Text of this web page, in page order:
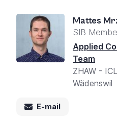
Mattes
SIB
Applied
Team
ZHAW -
Wädenswil
E-mail